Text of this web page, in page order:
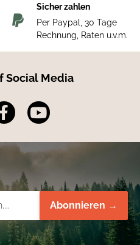
mit Reißverschluss,
Taille,
Knie, verstärkte
an der Außenseite des
Baumwolle.
Elastan.
Sicher zahlen
Per Paypal, 30 Tage
Rechnung, Raten u.v.m.
Social Media
Abonnieren →